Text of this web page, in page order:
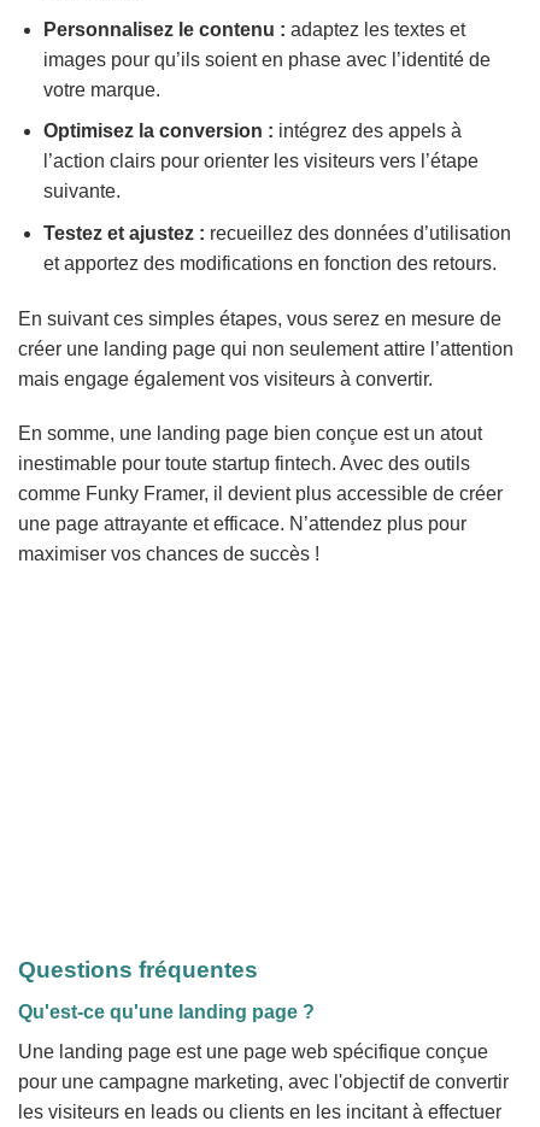
Personnalisez le contenu : adaptez les textes et
images pour qu’ils soient en phase avec l’identité de
votre marque.
Optimisez la conversion : intégrez des appels à
l’action clairs pour orienter les visiteurs vers l’étape
suivante.
Testez et ajustez : recueillez des données d’utilisation
et apportez des modifications en fonction des retours.
En suivant ces simples étapes, vous serez en mesure de
créer une landing page qui non seulement attire l’attention
mais engage également vos visiteurs à convertir.
En somme, une landing page bien conçue est un atout
inestimable pour toute startup fintech. Avec des outils
comme Funky Framer, il devient plus accessible de créer
une page attrayante et efficace. N’attendez plus pour
maximiser vos chances de succès !
Questions fréquentes
Qu'est-ce qu'une landing page ?
Une landing page est une page web spécifique conçue
pour une campagne marketing, avec l'objectif de convertir
les visiteurs en leads ou clients en les incitant à effectuer